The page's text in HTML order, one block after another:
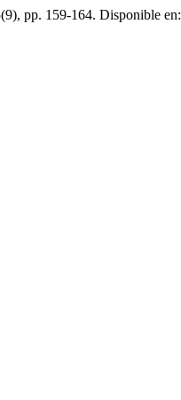
pp. 159-164. Disponible en: